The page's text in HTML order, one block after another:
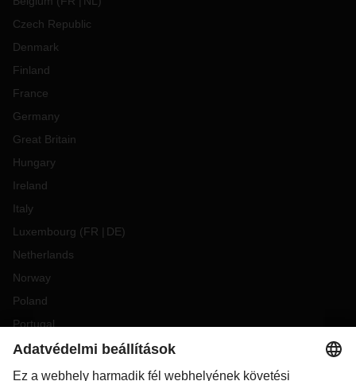
Czech Republic
Denmark
Finland
France
Germany
Great Britain
Hungary
Ireland
Italy
Luxembourg (FR DE)
Netherlands
Norway
Poland
Portugal
Romania
Slovakia